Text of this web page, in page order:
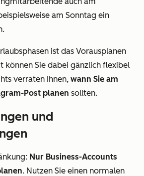
am Sonntag ein
ist das Vorausplanen
können Sie dabei gänzlich flexibel
verraten Ihnen, wann Sie am
Post planen sollten.
und
Nur Business-Accounts
. Nutzen Sie einen normalen